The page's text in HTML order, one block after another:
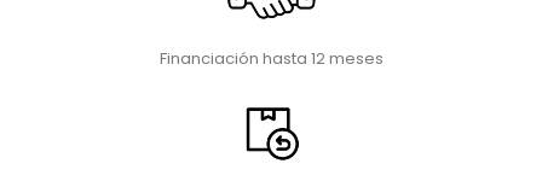
Financiación hasta 12 meses